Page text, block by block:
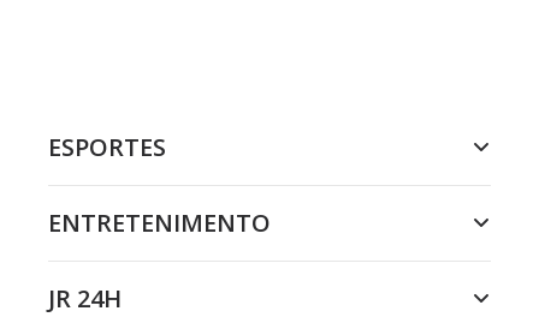
ESPORTES
ENTRETENIMENTO
JR 24H